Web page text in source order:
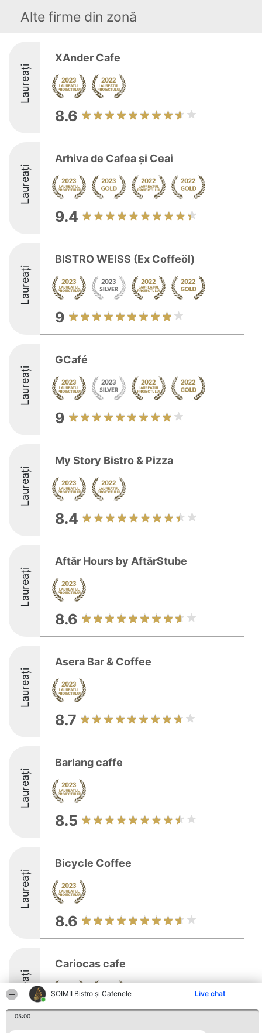
ȘOIMII Bistro și Cafenele Live chat
05:00
Alte firme din zonă
Laureați
XAnder Cafe
8.6
Laureați
Arhiva de Cafea și Ceai
9.4
Laureați
BISTRO WEISS (Ex Coffeöl)
9
Laureați
GCafé
9
Laureați
My Story Bistro & Pizza
8.4
Laureați
Aftăr Hours by AftărStube
8.6
Laureați
Asera Bar & Coffee
8.7
Laureați
Barlang caffe
8.5
Laureați
Bicycle Coffee
8.6
Laureați
Cariocas cafe